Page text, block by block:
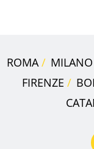
ROMA MILANO
FIRENZE